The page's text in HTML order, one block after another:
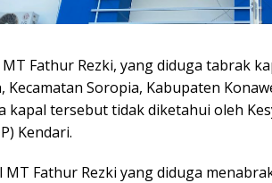
MT Fathur Rezki, yang diduga tabrak
Kecamatan Soropia, Kabupaten
kapal tersebut tidak diketahui oleh
Kendari.
MT Fathur Rezki yang diduga